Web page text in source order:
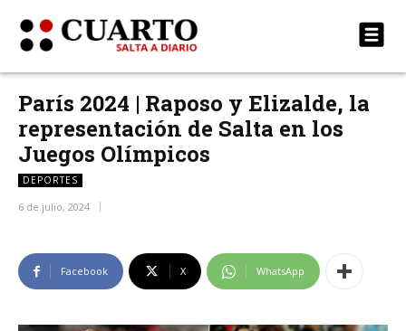
París 2024 | Raposo y Elizalde, la
representación de Salta en los
Juegos Olímpicos
DEPORTES
6 de julio, 2024
Facebook X WhatsApp